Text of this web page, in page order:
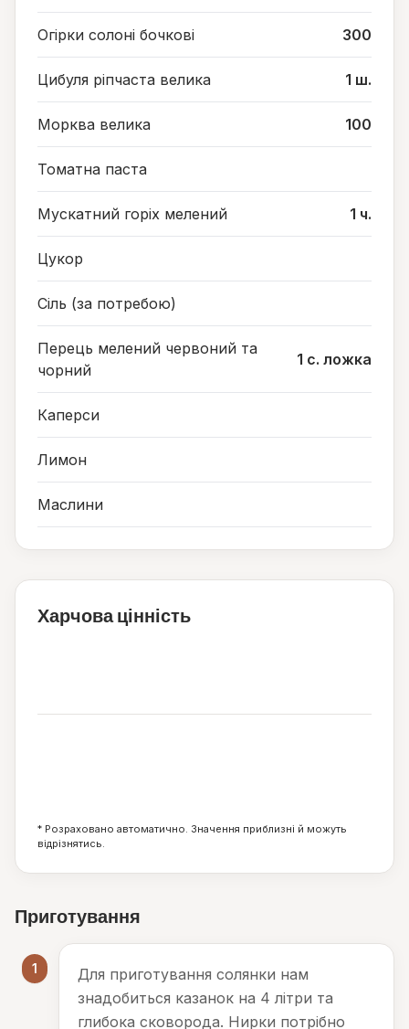
Огірки солоні бочкові 300
Цибуля ріпчаста велика 1 ш.
Морква велика 100
Томатна паста
Мускатний горіх мелений 1 ч.
Цукор
Сіль (за потребою)
Перець мелений червоний та
чорний
1 с. ложка
Каперси
Лимон
Маслини
Харчова цінність
* Розраховано автоматично. Значення приблизні й можуть
відрізнятись.
Приготування
1
Для приготування солянки нам
знадобиться казанок на 4 літри та
глибока сковорода. Нирки потрібно